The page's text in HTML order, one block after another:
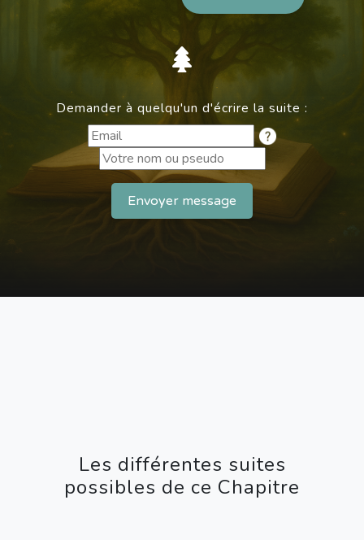
Demander à quelqu'un d'écrire la suite :
Envoyer message
Les différentes suites
possibles de ce Chapitre